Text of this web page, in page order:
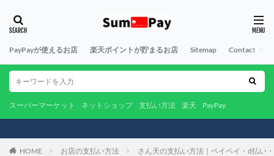
PayPayが使えるお店 楽天ポイントが貯まるお店 Sitemap Contact
スーパーマーケット ネットショップ 支払い方法 楽天 PayPay
HOME お店の支払い方法 さん天の支払い方法｜ペイペイ・d払い